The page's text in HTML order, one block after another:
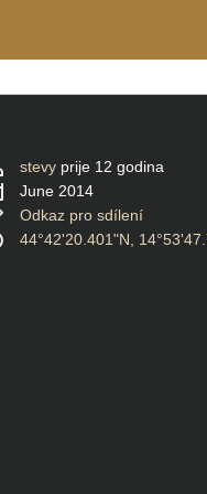
stevy prije 12 godina
June 2014
Odkaz pro sdílení
44°42'20.401"N,